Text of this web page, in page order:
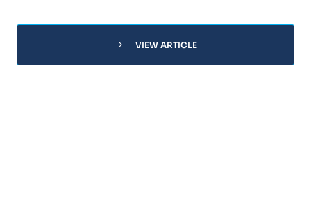
chevron_right VIEW ARTICLE